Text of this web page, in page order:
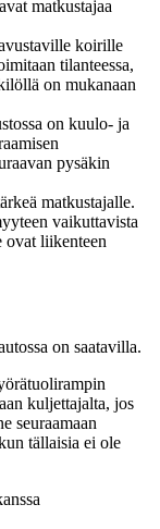
matkustajaa
koirille
tilanteessa,
on mukanaan
on kuulo- ja
pysäkin
matkustajalle.
vaikuttavista
ovat liikenteen
on saatavilla.
kuljettajalta, jos
seuraamaan
tällaisia ei ole